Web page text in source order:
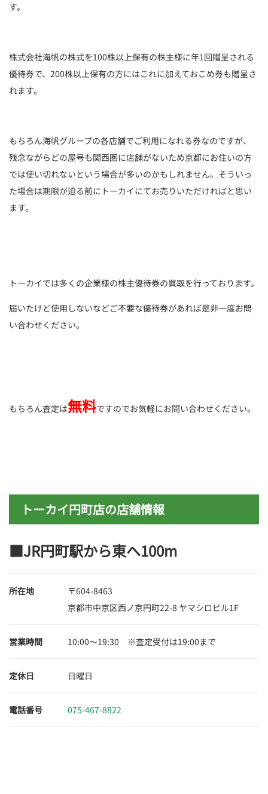
す。
株式会社海帆の株式を100株以上保有の株主様に年1回贈呈される
優待券で、200株以上保有の方にはこれに加えておこめ券も贈呈さ
れます。
もちろん海帆グループの各店舗でご利用になれる券なのですが、
残念ながらどの屋号も関西圏に店舗がないため京都にお住いの方
では使い切れないという場合が多いのかもしれません。そういっ
た場合は期限が迫る前にトーカイにてお売りいただければと思い
ます。
トーカイでは多くの企業様の株主優待券の買取を行っております。
届いたけど使用しないなどご不要な優待券があれば是非一度お問
い合わせください。
もちろん査定は無料ですのでお気軽にお問い合わせください。
トーカイ円町店の店舗情報
■JR円町駅から東へ100m
所在地 〒604-8463
京都市中京区西ノ京円町22-8 ヤマシロビル1F
営業時間 10:00～19:30 ※査定受付は19:00まで
定休日 日曜日
電話番号 075-467-8822